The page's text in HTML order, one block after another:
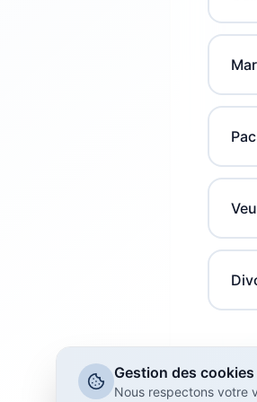
Gestion des cookies
Nous respectons votre